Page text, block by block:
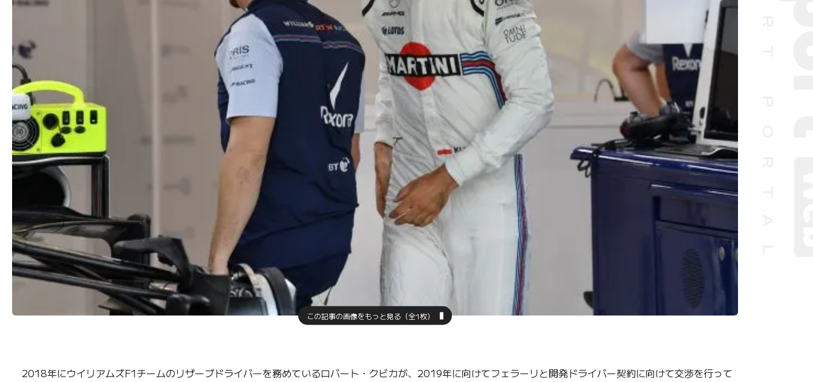
この記事の画像をもっと見る（全1枚）
2018年にウイリアムズF1チームのリザーブドライバーを務めているロバート・クビカが、2019年に向けてフェラーリと開発ドライバー契約に向けて交渉を行って